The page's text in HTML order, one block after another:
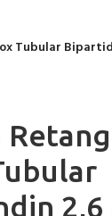
Tubular